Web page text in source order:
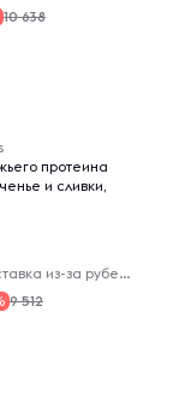
10 638
протеина
и сливки,
Virelle - доставка из-за рубежа
9 512